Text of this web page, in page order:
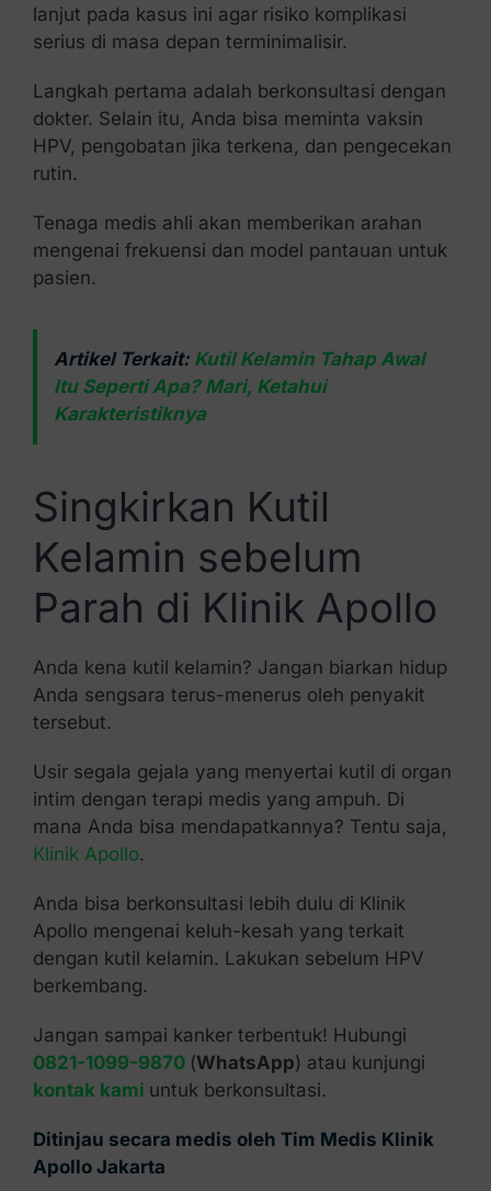
lanjut pada kasus ini agar risiko komplikasi
serius di masa depan terminimalisir.
Langkah pertama adalah berkonsultasi dengan
dokter. Selain itu, Anda bisa meminta vaksin
HPV, pengobatan jika terkena, dan pengecekan
rutin.
Tenaga medis ahli akan memberikan arahan
mengenai frekuensi dan model pantauan untuk
pasien.
Artikel Terkait:Kutil Kelamin Tahap Awal
Itu Seperti Apa? Mari, Ketahui
Karakteristiknya
Singkirkan Kutil
Kelamin sebelum
Parah di Klinik Apollo
Anda kena kutil kelamin? Jangan biarkan hidup
Anda sengsara terus-menerus oleh penyakit
tersebut.
Usir segala gejala yang menyertai kutil di organ
intim dengan terapi medis yang ampuh. Di
mana Anda bisa mendapatkannya? Tentu saja,
Klinik Apollo.
Anda bisa berkonsultasi lebih dulu di Klinik
Apollo mengenai keluh-kesah yang terkait
dengan kutil kelamin. Lakukan sebelum HPV
berkembang.
Jangan sampai kanker terbentuk! Hubungi
0821-1099-9870 (WhatsApp) atau kunjungi
kontak kami untuk berkonsultasi.
Ditinjau secara medis oleh Tim Medis Klinik
Apollo Jakarta